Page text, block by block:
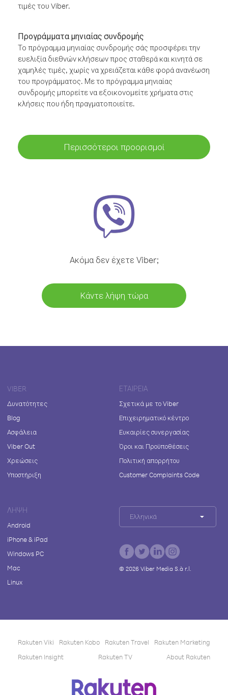
τιμές του Viber.
Προγράμματα μηνιαίας συνδρομής
Το πρόγραμμα μηνιαίας συνδρομής σάς προσφέρει την
ευελιξία διεθνών κλήσεων προς σταθερά και κινητά σε
χαμηλές τιμές, χωρίς να χρειάζεται κάθε φορά ανανέωση
του προγράμματος. Με το πρόγραμμα μηνιαίας
συνδρομής μπορείτε να εξοικονομείτε χρήματα στις
κλήσεις που ήδη πραγματοποιείτε.
Περισσότεροι προορισμοί
Ακόμα δεν έχετε Viber;
Κάντε λήψη τώρα
VIBER
Δυνατότητες
Blog
Ασφάλεια
Viber Out
Χρεώσεις
Υποστήριξη
ΕΤΑΙΡΕΊΑ
Σχετικά με το Viber
Επιχειρηματικό κέντρο
Ευκαιρίες συνεργασίας
Όροι και Προϋποθέσεις
Πολιτική απορρήτου
Customer Complaints Code
ΛΉΨΗ
Android
iPhone & iPad
Windows PC
Mac
Linux
Ελληνικά
© 2026Viber Media S.à r.l.
Rakuten Viki Rakuten Kobo Rakuten Travel
Rakuten Marketing
Rakuten Insight
Rakuten TV About Rakuten